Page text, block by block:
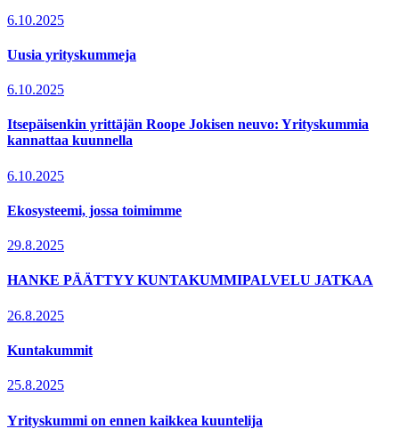
6.10.2025
Uusia yrityskummeja
6.10.2025
Itsepäisenkin yrittäjän Roope Jokisen neuvo: Yrityskummia
kannattaa kuunnella
6.10.2025
Ekosysteemi, jossa toimimme
29.8.2025
HANKE PÄÄTTYY KUNTAKUMMIPALVELU JATKAA
26.8.2025
Kuntakummit
25.8.2025
Yrityskummi on ennen kaikkea kuuntelija